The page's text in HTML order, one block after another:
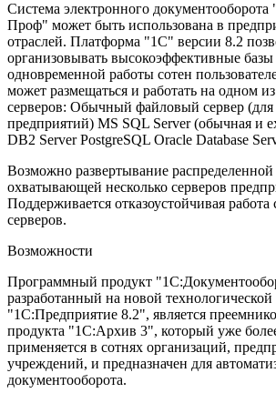
Система электронного
Проф" может быть использована в
отраслей. Платформа "1С" версии 8.2
организовывать высокоэффективные
одновременной работы сотен
может размещаться и работать на одном
серверов: Обычный файловый сервер
предприятий) MS SQL Server (обычная и
DB2 Server PostgreSQL Oracle Database
Возможно развертывание
охватывающей несколько серверов
Поддерживается отказоустойчивая работа
серверов.
Возможности
Программный продукт
разработанный на новой
"1С:Предприятие 8.2", является
продукта "1С:Архив 3", который уже
применяется в сотнях организаций,
учреждений, и предназначен для
документооборота.